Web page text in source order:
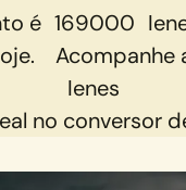
é 169000
Acompanhe
Ienes
no conversor